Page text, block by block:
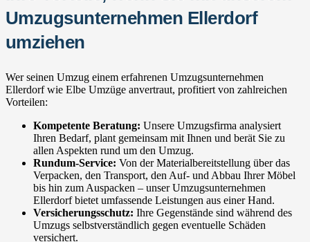
Umzugsunternehmen Ellerdorf
umziehen
Wer seinen Umzug einem erfahrenen Umzugsunternehmen
Ellerdorf wie Elbe Umzüge anvertraut, profitiert von zahlreichen
Vorteilen:
Kompetente Beratung: Unsere Umzugsfirma analysiert
Ihren Bedarf, plant gemeinsam mit Ihnen und berät Sie zu
allen Aspekten rund um den Umzug.
Rundum-Service: Von der Materialbereitstellung über das
Verpacken, den Transport, den Auf- und Abbau Ihrer Möbel
bis hin zum Auspacken – unser Umzugsunternehmen
Ellerdorf bietet umfassende Leistungen aus einer Hand.
Versicherungsschutz: Ihre Gegenstände sind während des
Umzugs selbstverständlich gegen eventuelle Schäden
versichert.